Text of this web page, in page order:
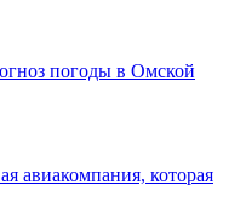
погоды в Омской
авиакомпания, которая